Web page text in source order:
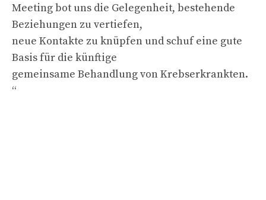
Meeting bot uns die Gelegenheit, bestehende
Beziehungen zu vertiefen,
neue Kontakte zu knüpfen und schuf eine gute
Basis für die künftige
gemeinsame Behandlung von Krebserkrankten.
“